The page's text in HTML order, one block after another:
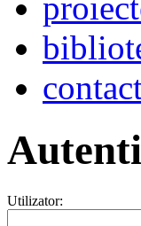
Utilizator: